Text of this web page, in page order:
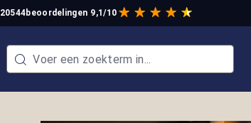
20544beoordelingen 9,1/10